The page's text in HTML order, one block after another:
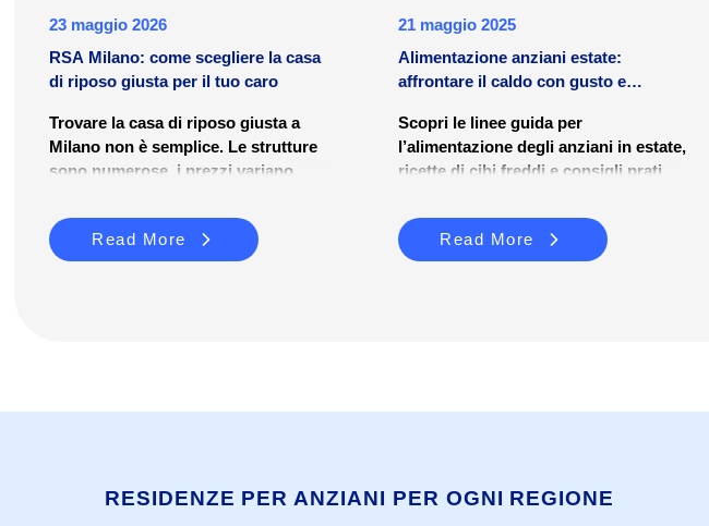
23 maggio 2026
RSA Milano: come scegliere la casa
di riposo giusta per il tuo caro
Trovare la casa di riposo giusta a
Milano non è semplice. Le strutture
sono numerose, i prezzi variano
accedervi può risultare disorientante.
Questa guida è pensata per aiutare
famiglie e caregiver a orientarsi tra le
Read More
21 maggio 2025
Alimentazione anziani estate:
affrontare il caldo con gusto e
Scopri le linee guida per
l’alimentazione degli anziani in estate,
ricette di cibi freddi e consigli pratici
Read More
RESIDENZE PER ANZIANI PER OGNI REGIONE